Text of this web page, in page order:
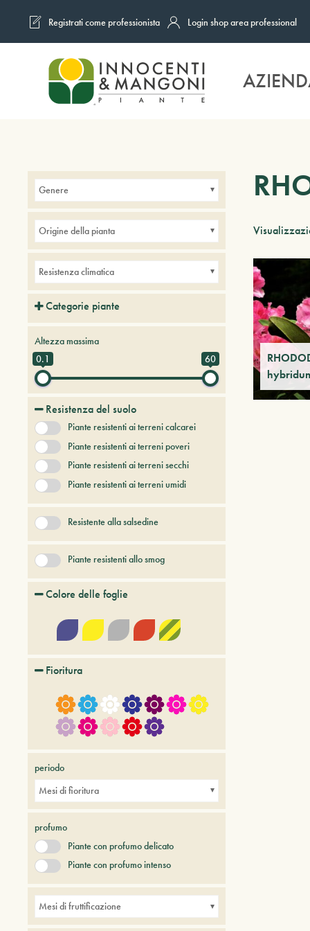
Skip to main content
Registrati come professionista Login shop area professional
Genere
Origine della pianta
Resistenza climatica
Categorie piante
Alberi e arbusti a foglia caduca
Alberi e arbusti persistenti
Alberi e piante del futuro
Conifere
+ Show More
Altezza massima
0.1
60
Resistenza del suolo
Piante resistenti ai terreni calcarei
Piante resistenti ai terreni poveri
Piante resistenti ai terreni secchi
Piante resistenti ai terreni umidi
Resistente alla salsedine
Piante resistenti allo smog
Colore delle foglie
Fioritura
periodo
Mesi di fioritura
profumo
Piante con profumo delicato
Piante con profumo intenso
Mesi di fruttificazione